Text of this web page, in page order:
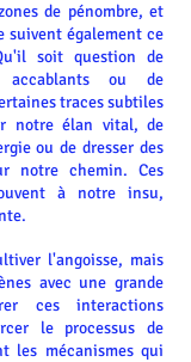
de pénombre, et
suivent également ce
soit question de
accablants ou de
traces subtiles
notre élan vital, de
ou de dresser des
notre chemin. Ces
à notre insu,
l'angoisse, mais
avec une grande
ces interactions
le processus de
les mécanismes qui